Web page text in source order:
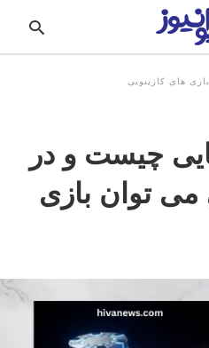
های کازینویی
چیست و در
توان بازی